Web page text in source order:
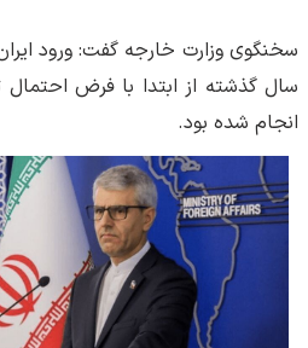
سخنگوی وزارت خارجه گفت: ورود ایران
انجام شده بود.